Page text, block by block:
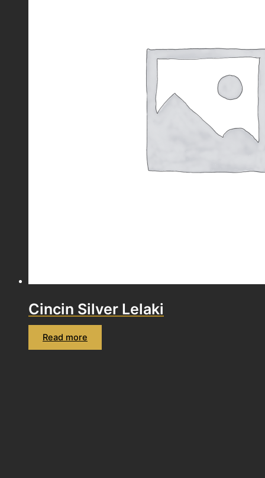
Cincin Silver Lelaki
Read more